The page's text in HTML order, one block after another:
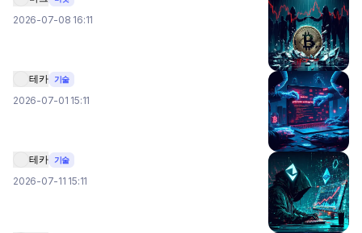
2026-07-08 16:11
테카 기술
2026-07-01 15:11
테카 기술
2026-07-11 15:11